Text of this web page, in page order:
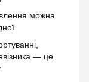
можна
— це